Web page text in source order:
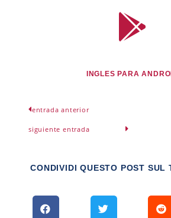
INGLES PARA
entrada anterior
siguiente entrada
CONDIVIDI QUESTO POST SUL